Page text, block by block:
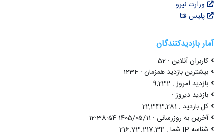
وزارت نیرو
پلیس فتا
آمار بازدیدکنندگان
کاربران آنلاین : 52
بیشترین بازدید همزمان : 1234
بازدید امروز : 9,232
بازدید دیروز :
کل بازدید : 22,343,281
آخرین به روزرسانی : 1405/05/11 12:38:54
شناسه IP شما : 216.73.217.34